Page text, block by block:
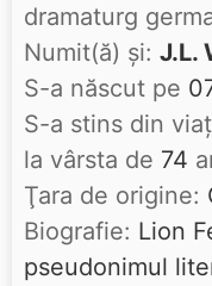
dramaturg
Numit(ă) și: J.L.
S-a născut pe
S-a stins din
la vârsta de 74
Ţara de origine:
Biografie: Lion
pseudonimul